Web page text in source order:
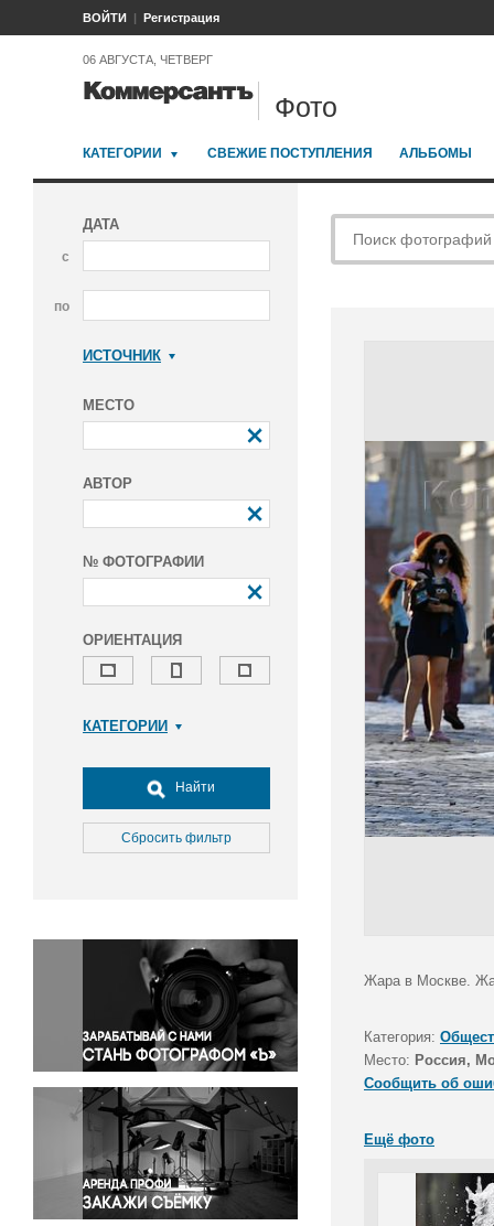
ВОЙТИ Регистрация
06 АВГУСТА, ЧЕТВЕРГ
Фото
КАТЕГОРИИ СВЕЖИЕ ПОСТУПЛЕНИЯ АЛЬБОМЫ
ДАТА
с
по
ИСТОЧНИК
МЕСТО
АВТОР
№ ФОТОГРАФИИ
ОРИЕНТАЦИЯ
КАТЕГОРИИ
Досуг, туризм и отдых
Культура
Медицина
Окружающая среда
Политика
Правосудие
Происшествия и конфликты
Религия
Светская жизнь
Спорт
Экология
Экономика и бизнес
Найти
Сбросить фильтр
Жара в Москве.
Категория:
Место: Россия,
Сообщить об
Ещё фото